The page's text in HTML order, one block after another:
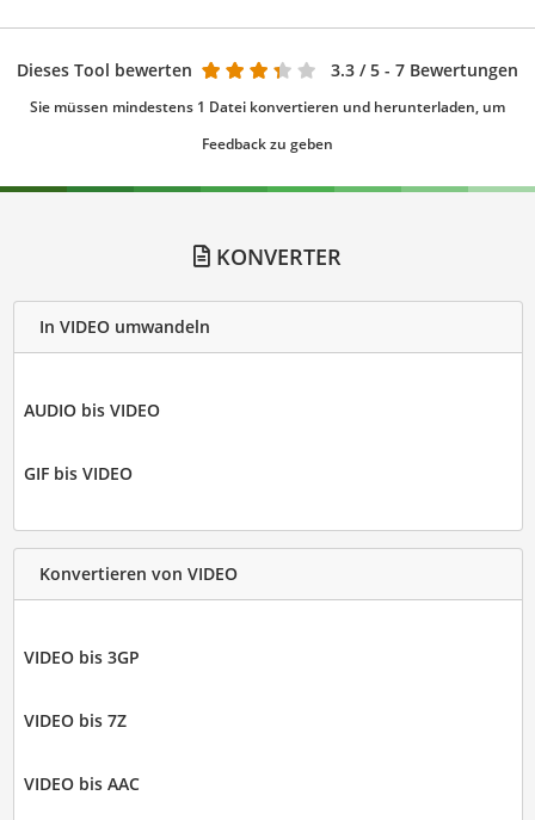
Dieses Tool bewerten 3.3 / 5 - 7 Bewertungen
Sie müssen mindestens 1 Datei konvertieren und herunterladen, um
Feedback zu geben
KONVERTER
In VIDEO umwandeln
AUDIO bis VIDEO
GIF bis VIDEO
Konvertieren von VIDEO
VIDEO bis 3GP
VIDEO bis 7Z
VIDEO bis AAC